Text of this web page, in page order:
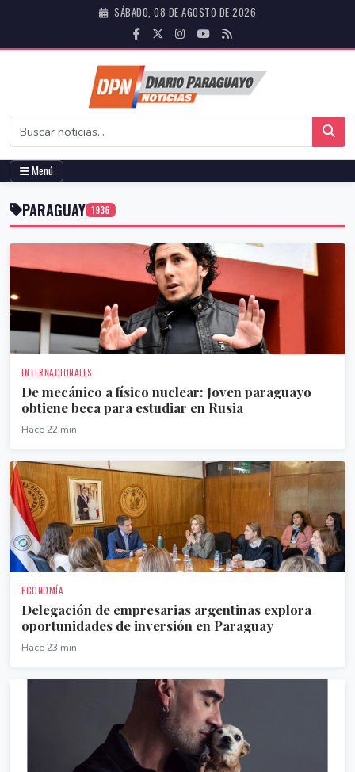
SÁBADO, 08 DE AGOSTO DE 2026
Menú
PARAGUAY 1936
INTERNACIONALES
De mecánico a físico nuclear: Joven paraguayo
obtiene beca para estudiar en Rusia
Hace 22 min
ECONOMÍA
Delegación de empresarias argentinas explora
oportunidades de inversión en Paraguay
Hace 23 min